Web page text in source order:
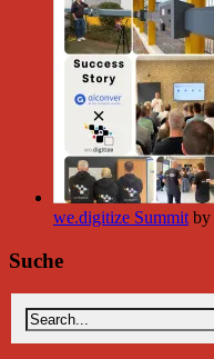
we.digitize Summit by
Suche